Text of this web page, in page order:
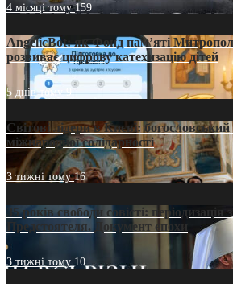
4 місяці тому159
AngelicBot: як Фонд пам’яті
розвиває цифрову катехизацію дітей
5 днів тому9
Світові лідери в Києві:
міжнародної солідарності
3 тижні тому16
35 років свободи совісті: періодизація
Предстоятеля. Документ епохи
3 тижні тому 10